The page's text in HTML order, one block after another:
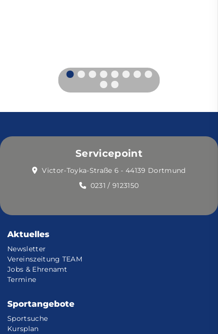
Servicepoint
Victor-Toyka-Straße 6 - 44139 Dortmund
0231 / 9123150
Aktuelles
Newsletter
Vereinszeitung TEAM
Jobs & Ehrenamt
Termine
Sportangebote
Sportsuche
Kursplan